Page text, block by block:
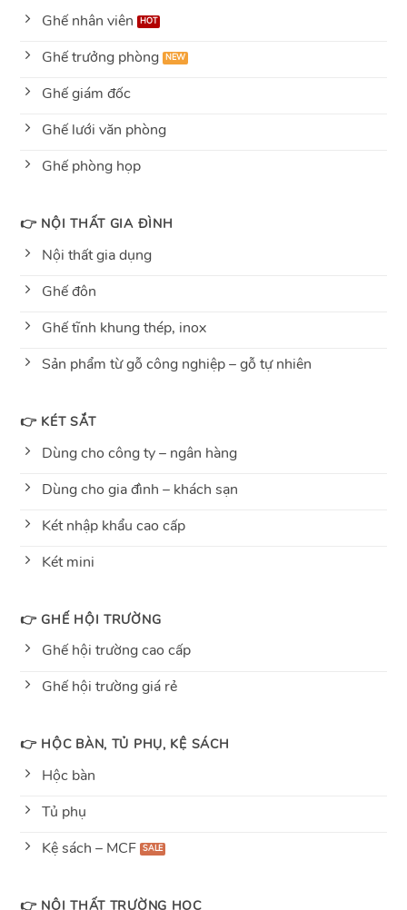
Ghế nhân viên
Ghế trưởng phòng
Ghế giám đốc
Ghế lưới văn phòng
Ghế phòng họp
👉 NỘI THẤT GIA ĐÌNH
Nội thất gia dụng
Ghế đôn
Ghế tĩnh khung thép, inox
Sản phẩm từ gỗ công nghiệp – gỗ tự nhiên
👉 KÉT SẮT
Dùng cho công ty – ngân hàng
Dùng cho gia đình – khách sạn
Két nhập khẩu cao cấp
Két mini
👉 GHẾ HỘI TRƯỜNG
Ghế hội trường cao cấp
Ghế hội trường giá rẻ
👉 HỘC BÀN, TỦ PHỤ, KỆ SÁCH
Hộc bàn
Tủ phụ
Kệ sách – MCF
👉 NỘI THẤT TRƯỜNG HỌC